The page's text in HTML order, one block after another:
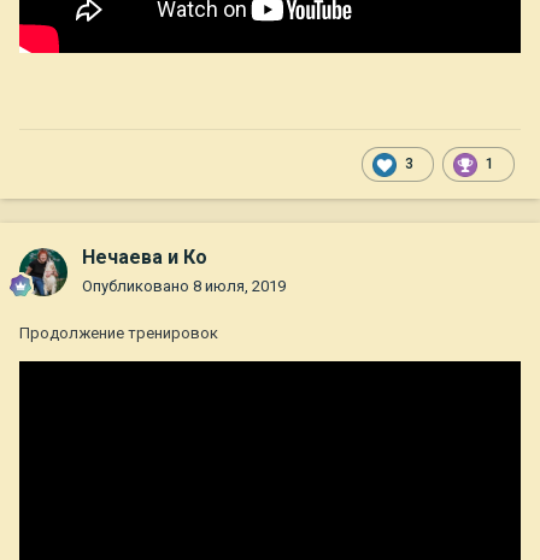
3 1
Нечаева и Ко
Опубликовано 8 июля, 2019
Продолжение тренировок